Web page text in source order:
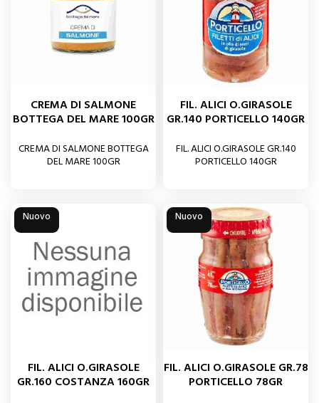
CREMA DI SALMONE
BOTTEGA DEL MARE 100GR
CREMA DI SALMONE BOTTEGA
DEL MARE 100GR
FIL. ALICI O.GIRASOLE
GR.140 PORTICELLO 140GR
FIL. ALICI O.GIRASOLE GR.140
PORTICELLO 140GR
Nuovo
FIL. ALICI O.GIRASOLE
GR.160 COSTANZA 160GR
Nuovo
FIL. ALICI O.GIRASOLE GR.78
PORTICELLO 78GR